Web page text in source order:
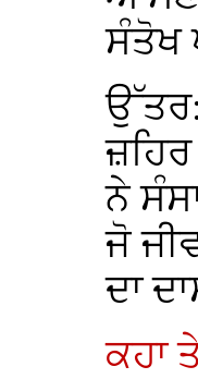
ਸੰਤੋਖ
ਨੇ
ਜੋ
ਦਾ
ਕਹਾ